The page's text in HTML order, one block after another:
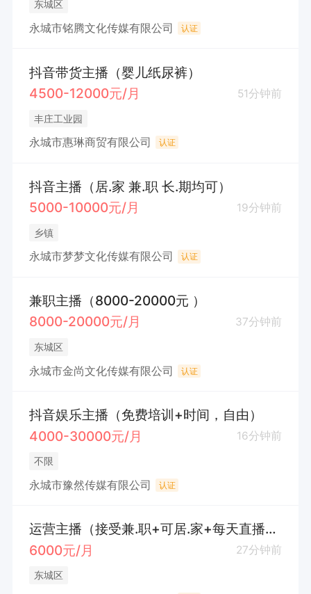
东城区
永城市铭腾文化传媒有限公司 认证
抖音带货主播（婴儿纸尿裤）
4500-12000元/月
51分钟前
丰庄工业园
永城市惠琳商贸有限公司 认证
抖音主播（居.家 兼.职 长.期均可）
5000-10000元/月
19分钟前
乡镇
永城市梦梦文化传媒有限公司 认证
兼职主播（8000-20000元 ）
8000-20000元/月
37分钟前
东城区
永城市金尚文化传媒有限公司 认证
抖音娱乐主播（免费培训+时间，自由）
4000-30000元/月
16分钟前
不限
永城市豫然传媒有限公司 认证
运营主播（接受兼.职+可居.家+每天直播3小时）
6000元/月
27分钟前
东城区